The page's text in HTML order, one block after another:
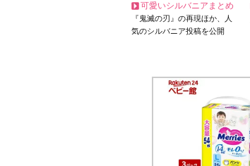
可愛いシルバニアまとめ
『鬼滅の刃』の再現ほか、人
気のシルバニア投稿を公開